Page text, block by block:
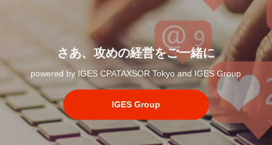
さあ、攻めの経営をご一緒に
powered by IGES CPATAXSOR Tokyo and IGES Group
IGES Group